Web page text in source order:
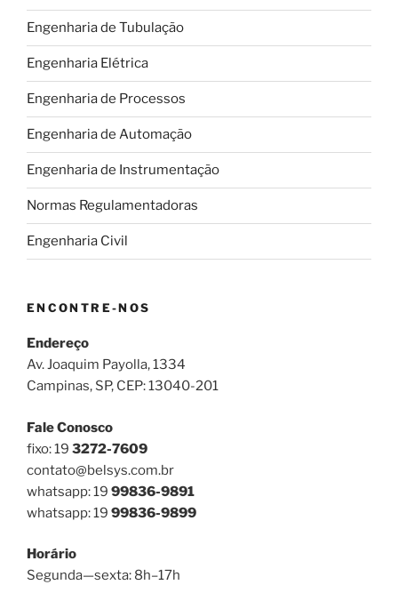
Engenharia de Tubulação
Engenharia Elétrica
Engenharia de Processos
Engenharia de Automação
Engenharia de Instrumentação
Normas Regulamentadoras
Engenharia Civil
ENCONTRE-NOS
Endereço
Av. Joaquim Payolla, 1334
Campinas, SP, CEP: 13040-201
Fale Conosco
fixo: 19 3272-7609
contato@belsys.com.br
whatsapp: 19 99836-9891
whatsapp: 19 99836-9899
Horário
Segunda—sexta: 8h–17h